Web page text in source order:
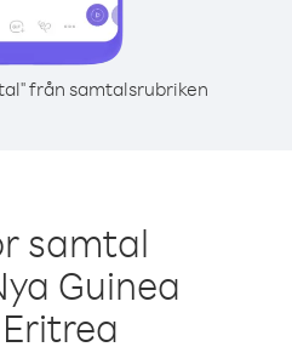
från samtalsrubriken
samtal
Guinea